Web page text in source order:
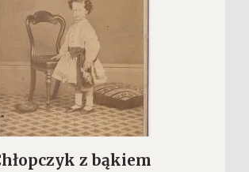
z bąkiem